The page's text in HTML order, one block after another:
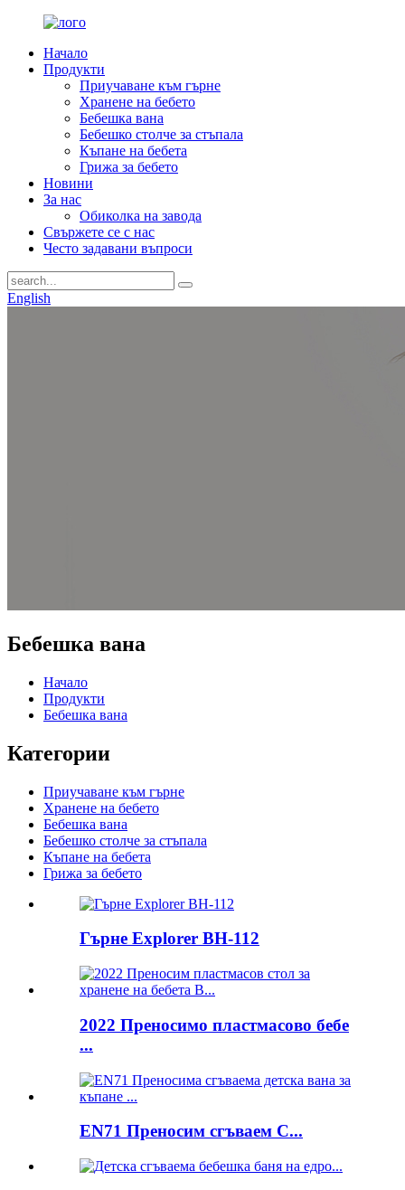
Начало
Продукти
Приучаване към гърне
Хранене на бебето
Бебешка вана
Бебешко столче за стъпала
Къпане на бебета
Грижа за бебето
Новини
За нас
Обиколка на завода
Свържете се с нас
Често задавани въпроси
English
Бебешка вана
Начало
Продукти
Бебешка вана
Категории
Приучаване към гърне
Хранене на бебето
Бебешка вана
Бебешко столче за стъпала
Къпане на бебета
Грижа за бебето
Гърне Explorer BH-112
2022 Преносимо пластмасово бебе
...
EN71 Преносим сгъваем C...